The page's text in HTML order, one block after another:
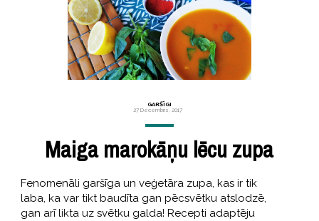
GARŠĪGI
27 Decembris, 2017
Maiga marokāņu lēcu zupa
Fenomenāli garšīga un veģetāra zupa, kas ir tik
laba, ka var tikt baudīta gan pēcsvētku atslodzē,
gan arī likta uz svētku galda! Recepti adaptēju